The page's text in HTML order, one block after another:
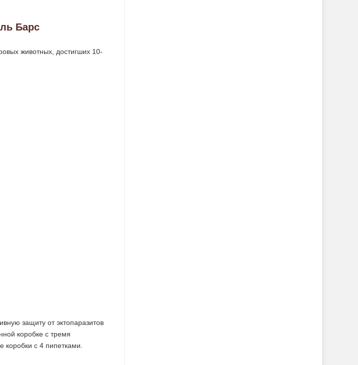
Барс
животных, достигших 10-
защиту от эктопаразитов
коробке с тремя
с 4 пипетками.